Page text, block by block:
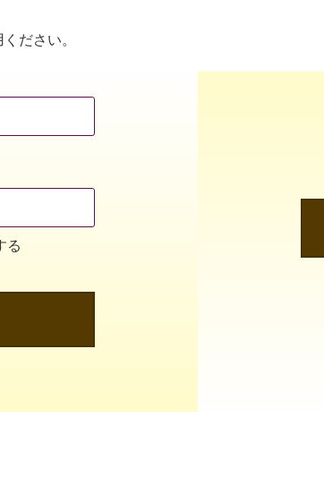
ださい。
る